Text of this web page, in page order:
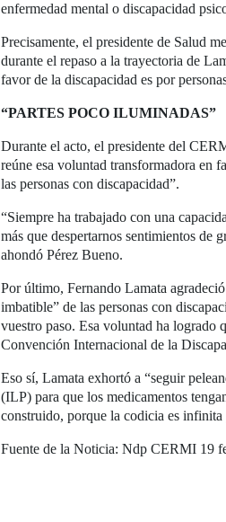
enfermedad mental o discapacidad
Precisamente, el presidente de Salud
durante el repaso a la trayectoria de
favor de la discapacidad es por
“PARTES POCO ILUMINADAS”
Durante el acto, el presidente del
reúne esa voluntad transformadora en
las personas con discapacidad”.
“Siempre ha trabajado con una
más que despertarnos sentimientos de
ahondó Pérez Bueno.
Por último, Fernando Lamata
imbatible” de las personas con
vuestro paso. Esa voluntad ha logrado
Convención Internacional de la
Eso sí, Lamata exhortó a “seguir
(ILP) para que los medicamentos
construido, porque la codicia es
Fuente de la Noticia: Ndp CERMI 19